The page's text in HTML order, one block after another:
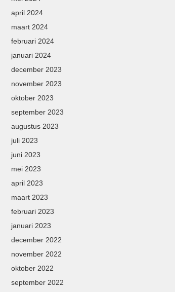
april 2024
maart 2024
februari 2024
januari 2024
december 2023
november 2023
oktober 2023
september 2023
augustus 2023
juli 2023
juni 2023
mei 2023
april 2023
maart 2023
februari 2023
januari 2023
december 2022
november 2022
oktober 2022
september 2022